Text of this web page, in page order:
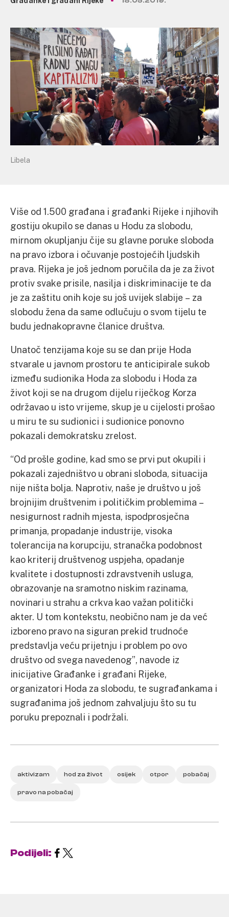
Libela
Više od 1.500 građana i građanki Rijeke i njihovih
gostiju okupilo se danas u Hodu za slobodu,
mirnom okupljanju čije su glavne poruke sloboda
na pravo izbora i očuvanje postojećih ljudskih
prava. Rijeka je još jednom poručila da je za život
protiv svake prisile, nasilja i diskriminacije te da
je za zaštitu onih koje su još uvijek slabije – za
slobodu žena da same odlučuju o svom tijelu te
budu jednakopravne članice društva.
Unatoč tenzijama koje su se dan prije Hoda
stvarale u javnom prostoru te anticipirale sukob
između sudionika Hoda za slobodu i Hoda za
život koji se na drugom dijelu riječkog Korza
održavao u isto vrijeme, skup je u cijelosti prošao
u miru te su sudionici i sudionice ponovno
pokazali demokratsku zrelost.
“Od prošle godine, kad smo se prvi put okupili i
pokazali zajedništvo u obrani sloboda, situacija
nije ništa bolja. Naprotiv, naše je društvo u još
brojnijim društvenim i političkim problemima –
nesigurnost radnih mjesta, ispodprosječna
primanja, propadanje industrije, visoka
tolerancija na korupciju, stranačka podobnost
kao kriterij društvenog uspjeha, opadanje
kvalitete i dostupnosti zdravstvenih usluga,
obrazovanje na sramotno niskim razinama,
novinari u strahu a crkva kao važan politički
akter. U tom kontekstu, neobično nam je da već
izboreno pravo na siguran prekid trudnoće
predstavlja veću prijetnju i problem po ovo
društvo od svega navedenog”, navode iz
inicijative Građanke i građani Rijeke,
organizatori Hoda za slobodu, te sugrađankama i
sugrađanima još jednom zahvaljuju što su tu
poruku prepoznali i podržali.
aktivizam hod za život osijek otpor pobačaj
pravo na pobačaj
Podijeli: